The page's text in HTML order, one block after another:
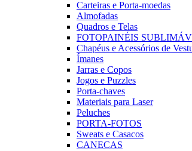
Carteiras e Porta-moedas
Almofadas
Quadros e Telas
FOTOPAINÉIS
Chapéus e Acessórios de
Ímanes
Jarras e Copos
Jogos e Puzzles
Porta-chaves
Materiais para Laser
Peluches
PORTA-FOTOS
Sweats e Casacos
CANECAS